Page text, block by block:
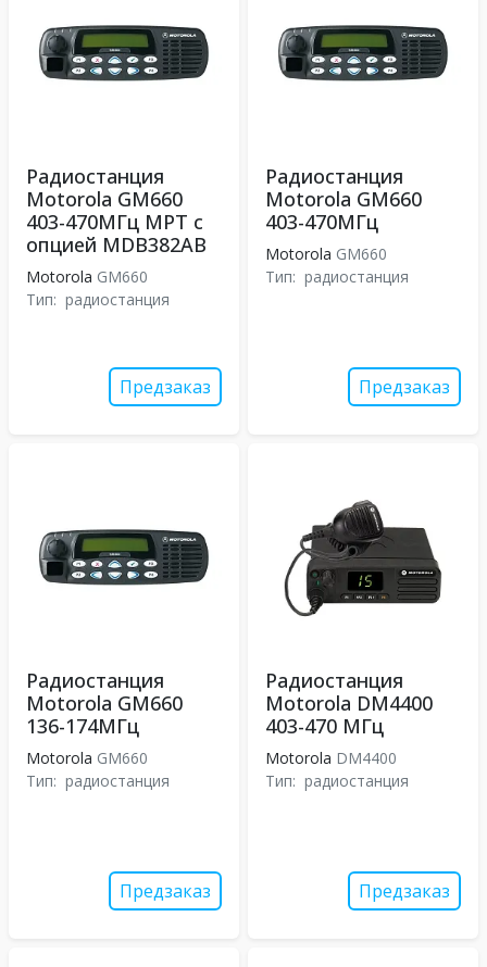
Радиостанция
Motorola GM660
403-470МГц MPT с
опцией MDB382AB
Motorola GM660
Тип: радиостанция
Предзаказ
Радиостанция
Motorola GM660
403-470МГц
Motorola GM660
Тип: радиостанция
Предзаказ
Радиостанция
Motorola GM660
136-174МГц
Motorola GM660
Тип: радиостанция
Предзаказ
Радиостанция
Motorola DM4400
403-470 МГц
Motorola DM4400
Тип: радиостанция
Предзаказ